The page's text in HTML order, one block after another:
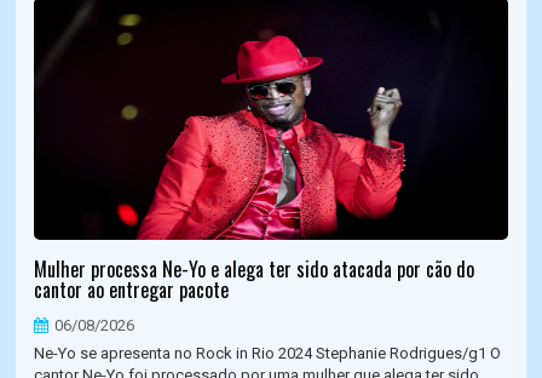
Mulher processa Ne-Yo e alega ter sido atacada por cão do
cantor ao entregar pacote
06/08/2026
Ne-Yo se apresenta no Rock in Rio 2024 Stephanie Rodrigues/g1 O